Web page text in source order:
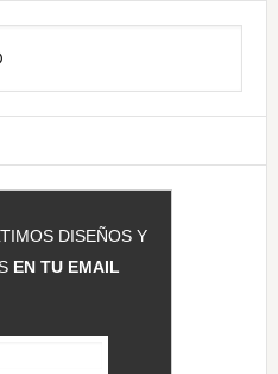
DISEÑOS Y
EN TU EMAIL